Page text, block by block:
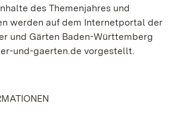
des Themenjahres und
werden auf dem Internetportal der
und Gärten Baden-Württemberg
und-gaerten.de vorgestellt.